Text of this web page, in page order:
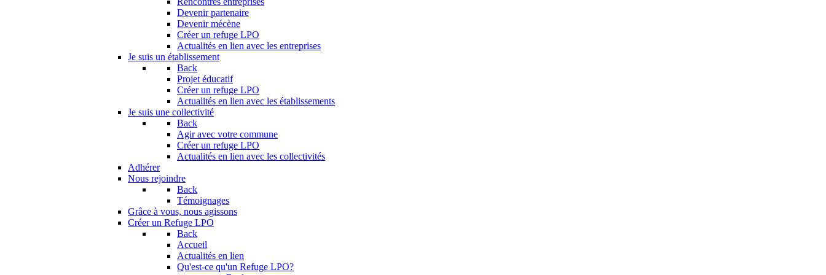
Devenir partenaire
Devenir mécène
Créer un refuge LPO
Actualités en lien avec les entreprises
Je suis un établissement
Back
Projet éducatif
Créer un refuge LPO
Actualités en lien avec les établissements
Je suis une collectivité
Back
Agir avec votre commune
Créer un refuge LPO
Actualités en lien avec les collectivités
Adhérer
Nous rejoindre
Back
Témoignages
Grâce à vous, nous agissons
Créer un Refuge LPO
Back
Accueil
Actualités en lien
Qu'est-ce qu'un Refuge LPO?